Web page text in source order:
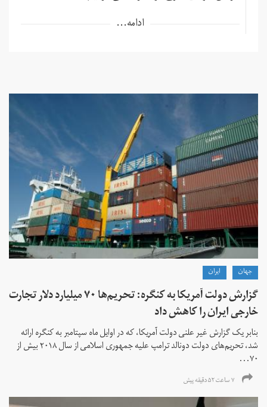
ادامه...
جهان ايران
گزارش دولت آمریکا به کنگره: تحریم‌ها ۷۰ میلیارد دلار تجارت
خارجی ایران را کاهش داد
بنابر یک گزارش غیر علنی دولت آمریکا، که در اوایل ماه سپتامبر به کنگره ارائه
شد، تحریم‌های دولت دونالد ترامپ علیه جمهوری اسلامی از سال ۲۰۱۸ بیش از
۷۰...
۷ ساعت ۵۲ دقیقه پیش